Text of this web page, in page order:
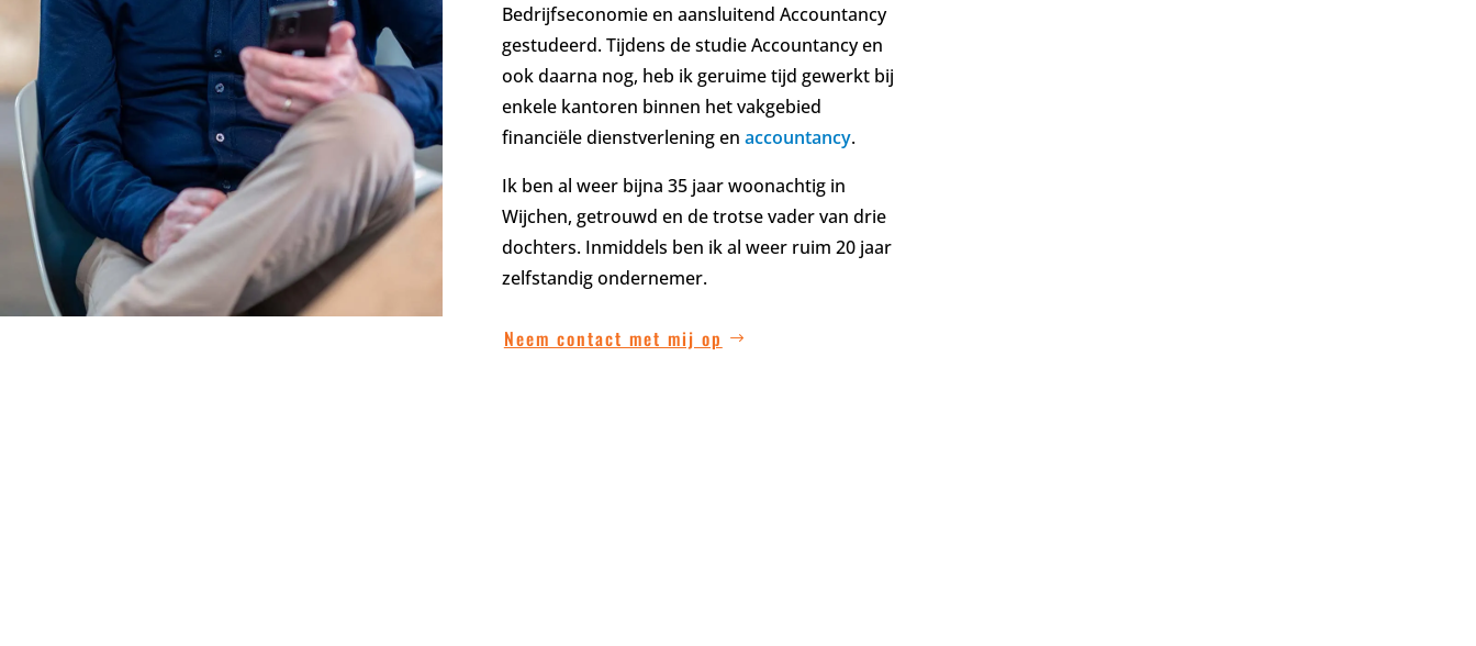
Bedrijfseconomie en aansluitend Accountancy
gestudeerd. Tijdens de studie Accountancy en
ook daarna nog, heb ik geruime tijd gewerkt bij
enkele kantoren binnen het vakgebied
financiële dienstverlening en accountancy.
Ik ben al weer bijna 35 jaar woonachtig in
Wijchen, getrouwd en de trotse vader van drie
dochters. Inmiddels ben ik al weer ruim 20 jaar
zelfstandig ondernemer.
Neem contact met mij op